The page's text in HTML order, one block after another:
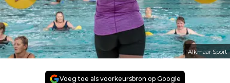
Alkmaar Sport
Voeg toe als voorkeursbron op Google